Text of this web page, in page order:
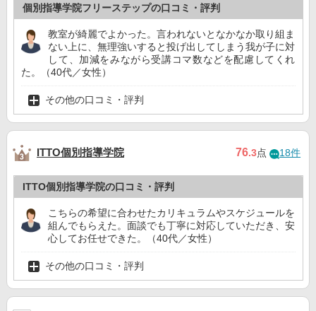
個別指導学院フリーステップの口コミ・評判
教室が綺麗でよかった。言われないとなかなか取り組ま
ない上に、無理強いすると投げ出してしまう我が子に対
して、加減をみながら受講コマ数などを配慮してくれ
た。（40代／女性）
その他の口コミ・評判
ITTO個別指導学院 76.3点 18件
ITTO個別指導学院の口コミ・評判
こちらの希望に合わせたカリキュラムやスケジュールを
組んでもらえた。面談でも丁寧に対応していただき、安
心してお任せできた。（40代／女性）
その他の口コミ・評判